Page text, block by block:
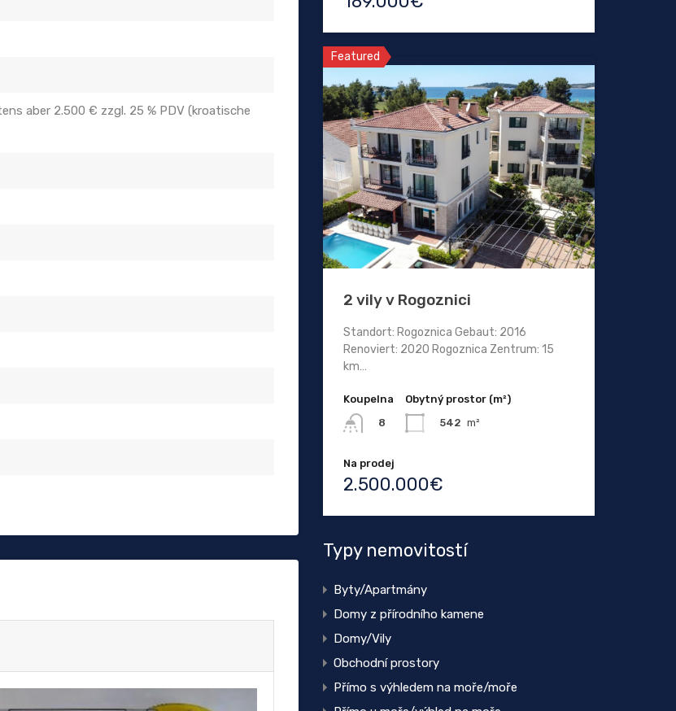
aber 2.500 € zzgl. 25 % PDV (kroatische
Featured
2 vily v Rogoznici
Standort: Rogoznica Gebaut: 2016
Renoviert: 2020 Rogoznica Zentrum: 15
km…
Koupelna
8
Obytný prostor (m²)
542 m²
Na prodej
2.500.000€
Typy nemovitostí
Byty/Apartmány
Domy z přírodního kamene
Domy/Vily
Obchodní prostory
Přímo s výhledem na moře/moře